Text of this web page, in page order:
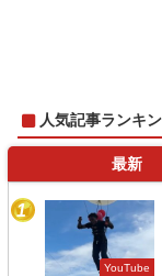
人気記事ランキ
最新
1
YouTube